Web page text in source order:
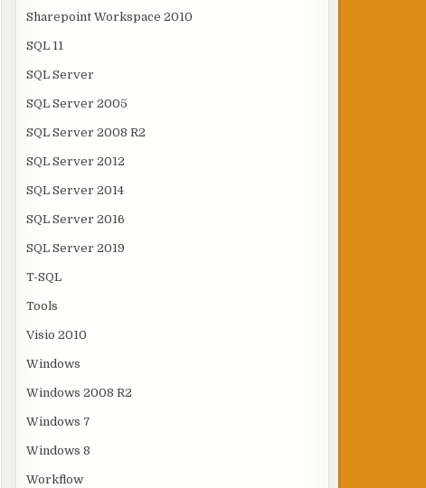
Sharepoint Workspace 2010
SQL 11
SQL Server
SQL Server 2005
SQL Server 2008 R2
SQL Server 2012
SQL Server 2014
SQL Server 2016
SQL Server 2019
T-SQL
Tools
Visio 2010
Windows
Windows 2008 R2
Windows 7
Windows 8
Workflow